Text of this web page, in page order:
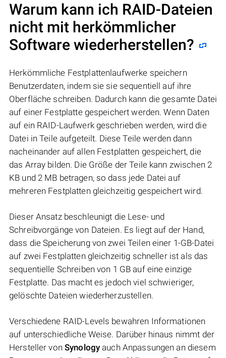
Warum kann ich RAID-Dateien
nicht mit herkömmlicher
Software wiederherstellen?
Herkömmliche Festplattenlaufwerke speichern
Benutzerdaten, indem sie sie sequentiell auf ihre
Oberfläche schreiben. Dadurch kann die gesamte Datei
auf einer Festplatte gespeichert werden. Wenn Daten
auf ein RAID-Laufwerk geschrieben werden, wird die
Datei in Teile aufgeteilt. Diese Teile werden dann
nacheinander auf allen Festplatten gespeichert, die
das Array bilden. Die Größe der Teile kann zwischen 2
KB und 2 MB betragen, so dass jede Datei auf
mehreren Festplatten gleichzeitig gespeichert wird.
Dieser Ansatz beschleunigt die Lese- und
Schreibvorgänge von Dateien. Es liegt auf der Hand,
dass die Speicherung von zwei Teilen einer 1-GB-Datei
auf zwei Festplatten gleichzeitig schneller ist als das
sequentielle Schreiben von 1 GB auf eine einzige
Festplatte. Das macht es jedoch viel schwieriger,
gelöschte Dateien wiederherzustellen.
Verschiedene RAID-Levels bewahren Informationen
auf unterschiedliche Weise. Darüber hinaus nimmt der
Hersteller von Synology auch Anpassungen an diesem